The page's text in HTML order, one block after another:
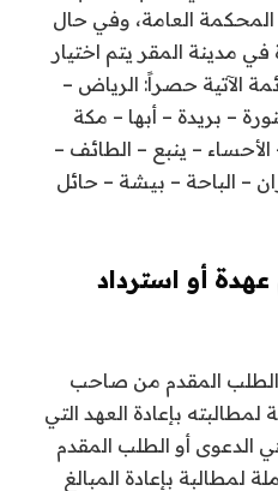
المحكمة العامة، وفي حال
مدينة المقر يتم اختيار
الآتية حصراً: الرياض –
– بريدة – أبها – مكة
– ينبع – الطائف –
– الباحة – بيشة – حائل
أو استرداد
الطلب المقدم من صاحب
بإعادة العهد التي
الدعوى أو الطلب المقدم
بإعادة المبالغ